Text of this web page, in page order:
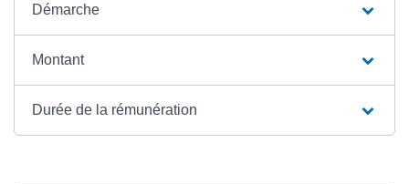
Démarche
Montant
Durée de la rémunération